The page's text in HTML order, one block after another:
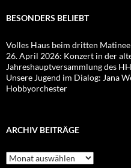
BESONDERS BELIEBT
Volles Haus beim dritten Matinee
26. April 2026: Konzert in der
Jahreshauptversammlung des
Unsere Jugend im Dialog: Jana
Hobbyorchester
ARCHIV BEITRÄGE
Archiv